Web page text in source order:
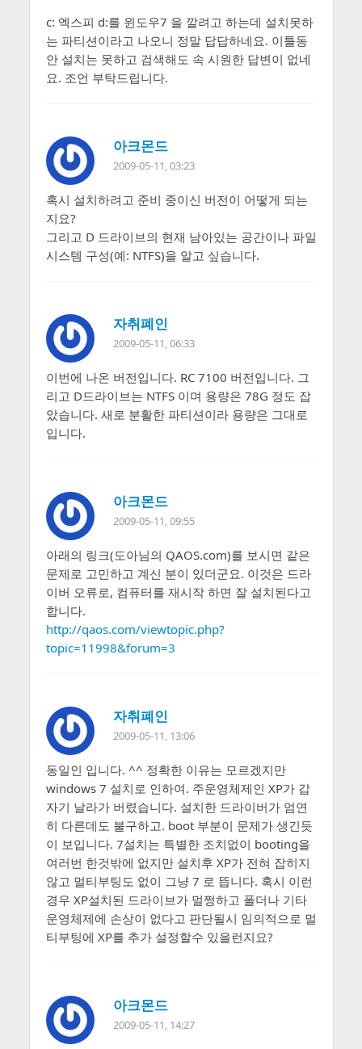
c: 엑스피 d:를 윈도우7 을 깔려고 하는데 설치못하
는 파티션이라고 나오니 정말 답답하네요. 이틀동
안 설치는 못하고 검색해도 속 시원한 답변이 없네
요. 조언 부탁드립니다.
아크몬드
2009-05-11, 03:23
혹시 설치하려고 준비 중이신 버전이 어떻게 되는
지요?
그리고 D 드라이브의 현재 남아있는 공간이나 파일
시스템 구성(예: NTFS)을 알고 싶습니다.
자취폐인
2009-05-11, 06:33
이번에 나온 버전입니다. RC 7100 버전입니다. 그
리고 D드라이브는 NTFS 이며 용량은 78G 정도 잡
았습니다. 새로 분활한 파티션이라 용량은 그대로
입니다.
아크몬드
2009-05-11, 09:55
아래의 링크(도아님의 QAOS.com)를 보시면 같은
문제로 고민하고 계신 분이 있더군요. 이것은 드라
이버 오류로, 컴퓨터를 재시작 하면 잘 설치된다고
합니다.
http://qaos.com/viewtopic.php?
topic=11998&forum=3
자취폐인
2009-05-11, 13:06
동일인 입니다. ^^ 정확한 이유는 모르겠지만
windows 7 설치로 인하여. 주운영체제인 XP가 갑
자기 날라가 버렸습니다. 설치한 드라이버가 엄연
히 다른데도 불구하고. boot 부분이 문제가 생긴듯
이 보입니다. 7설치는 특별한 조치없이 booting을
여러번 한것밖에 없지만 설치후 XP가 전혀 잡히지
않고 멀티부팅도 없이 그냥 7 로 뜹니다. 혹시 이런
경우 XP설치된 드라이브가 멀쩡하고 폴더나 기타
운영체제에 손상이 없다고 판단될시 임의적으로 멀
티부팅에 XP를 추가 설정할수 있을런지요?
아크몬드
2009-05-11, 14:27